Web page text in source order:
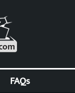
FAQs